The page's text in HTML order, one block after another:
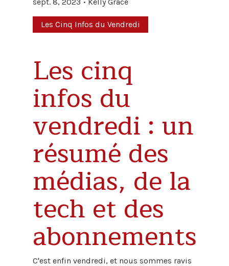
Les Cinq Infos du Vendredi
Les cinq
infos du
vendredi : un
résumé des
médias, de la
tech et des
abonnements
C'est enfin vendredi, et nous sommes ravis